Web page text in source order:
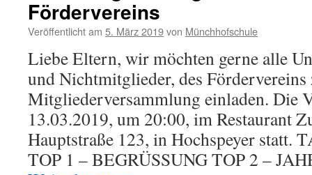
Fördervereins
Veröffentlicht am 5. März 2019von Münchhofschule
Liebe Eltern, wir möchten gerne alle
und Nichtmitglieder, des Fördervereins
Mitgliederversammlung einladen. Die
13.03.2019, um 20:00, im Restaurant
Hauptstraße 123, in Hochspeyer statt.
TOP 1 – BEGRÜSSUNG TOP 2 –